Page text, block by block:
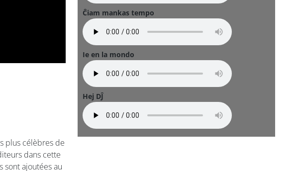
plus célèbres de
dans cette
sont ajoutées au
Ĉiam mankas tempo
Ie en la mondo
Hej DĴ